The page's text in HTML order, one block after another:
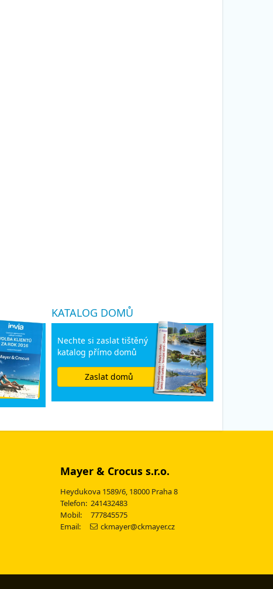
KATALOG DOMŮ
Nechte si zaslat tištěný
katalog přímo domů
Zaslat domů
Mayer & Crocus s.r.o.
Heydukova 1589/6, 18000 Praha 8
Telefon: 241432483
Mobil: 777845575
Email:
ckmayer@ckmayer.cz